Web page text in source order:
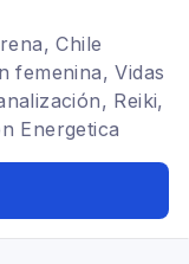
Chile
femenina, Vidas
Reiki,
Energetica